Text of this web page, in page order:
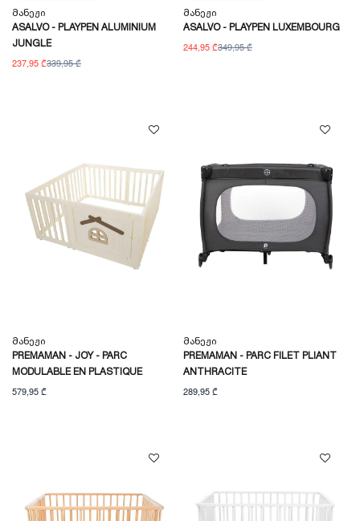
Მანეჟი
ASALVO - PLAYPEN ALUMINIUM
JUNGLE
237,95 ₾339,95 ₾
Მანეჟი
ASALVO - PLAYPEN LUXEMBOURG
244,95 ₾349,95 ₾
Მანეჟი
PREMAMAN - JOY - PARC
MODULABLE EN PLASTIQUE
579,95 ₾
Მანეჟი
PREMAMAN - PARC FILET PLIANT
ANTHRACITE
289,95 ₾